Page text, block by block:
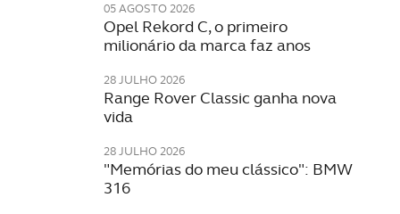
05 AGOSTO 2026
Opel Rekord C, o primeiro
milionário da marca faz anos
28 JULHO 2026
Range Rover Classic ganha nova
vida
28 JULHO 2026
"Memórias do meu clássico": BMW
316